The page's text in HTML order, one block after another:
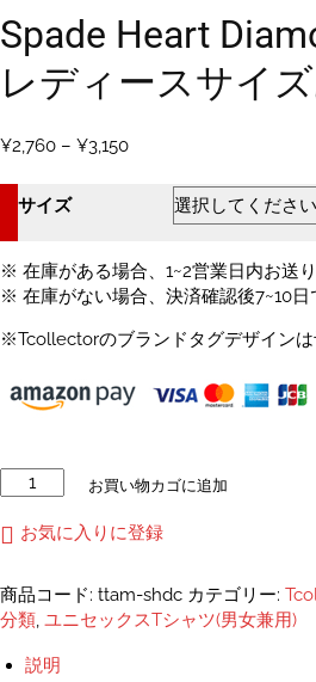
Spade Heart
レディースサイズ
¥2,760 – ¥3,150価
¥2,760
¥3,150
サイズ
※ 在庫がある場合、1~2営業日内お送り
※ 在庫がない場合、決済確認後7~10日
※Tcollectorのブランドタグデザイン
Spade
Heart
Diamond
リ
ン
お買い物カゴに追加
お気に入りに登録
商品コード: ttam-shdc カテゴリー:
分類, ユニセックスTシャツ(男女兼用)
説明